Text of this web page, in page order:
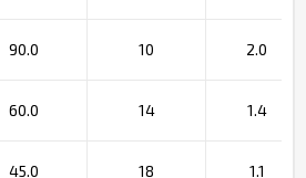
90.0 10 2.0
60.0 14 1.4
45.0 18 1.1